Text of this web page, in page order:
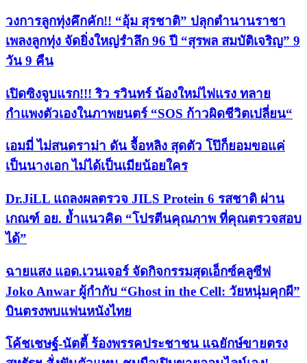
วงการลูกทุ่งคึกคัก!! “อุ้ม สุรชาติ” ปลุกตำนานราชา
เพลงลูกทุ่ง จัดยิ่งใหญ่รำลึก 96 ปี “สุรพล สมบัติเจริญ” 9
วัน 9 คืน
เปิดซิงจูบแรก!!! ริว รวินทร์ น้องใหม่ไฟแรง ทลาย
กำแพงตัวเองในภาพยนตร์ “SOS ก้าวผิดชีวิตเปลี่ยน“
เอมมี่ ไม่สนดราม่า ดัน จื้อหลิง สุดตัว โป๊ก็ยอมขอแค่
เป็นนางเอก ไม่ได้เป็นเมียน้อยใคร
Dr.JiLL แถลงผลตรวจ JILS Protein 6 รสชาติ ผ่าน
เกณฑ์ อย. ย้ำแนวคิด “โปรตีนคุณภาพ ที่คุณตรวจสอบ
ได้”
ฉายแสง แอด.เวนเจอร์ จัดกิจกรรมสุดเอ็กซ์คลูซีฟ
Joko Anwar ผู้กำกับ “Ghost in the Cell: วัยหนุ่มคุกผี”
บินตรงพบแฟนหนังไทย
​โค้ชเชษฐ์-นัตตี้ ร้องพรรคประชาชน แฉยักษ์ขายตรง